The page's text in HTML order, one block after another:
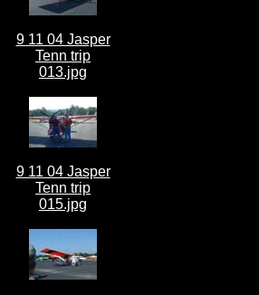
9 11 04 Jasper
Tenn trip
013.jpg
9 11 04 Jasper
Tenn trip
015.jpg